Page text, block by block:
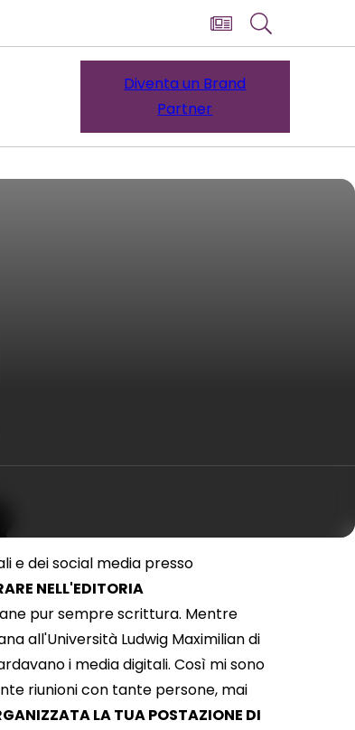
Diventa un Brand
Partner
e dei social media presso
NELL'EDITORIA
pur sempre scrittura. Mentre
all'Università Ludwig Maximilian di
i media digitali. Così mi sono
riunioni con tante persone, mai
LA TUA POSTAZIONE DI